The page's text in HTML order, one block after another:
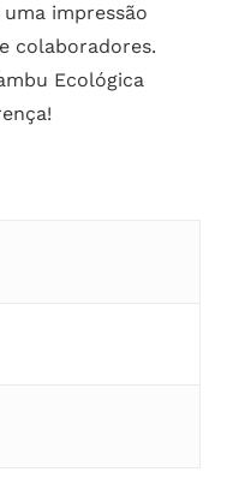
impressão
colaboradores.
Ecológica